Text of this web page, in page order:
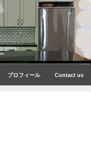
プロフィール Contact us